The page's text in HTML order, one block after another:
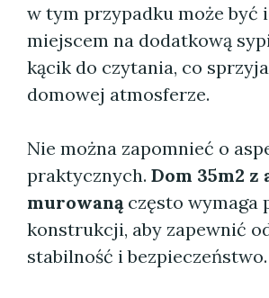
w tym przypadku może być
miejscem na dodatkową
kącik do czytania, co
domowej atmosferze.
Nie można zapomnieć o
praktycznych. Dom 35m2 z
murowanączęsto wymaga
konstrukcji, aby zapewnić
stabilność i bezpieczeństwo.